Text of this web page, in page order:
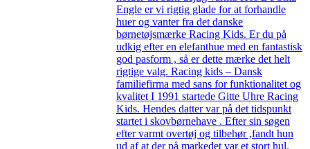
Engle er vi rigtig glade for at forhandle
huer og vanter fra det danske
børnetøjsmærke Racing Kids. Er du på
udkig efter en elefanthue med en fantastisk
god pasform , så er dette mærke det helt
rigtige valg. Racing kids – Dansk
familiefirma med sans for funktionalitet og
kvalitet I 1991 startede Gitte Uhre Racing
Kids. Hendes datter var på det tidspunkt
startet i skovbørnehave . Efter sin søgen
efter varmt overtøj og tilbehør ,fandt hun
ud af at der på markedet var et stort hul.